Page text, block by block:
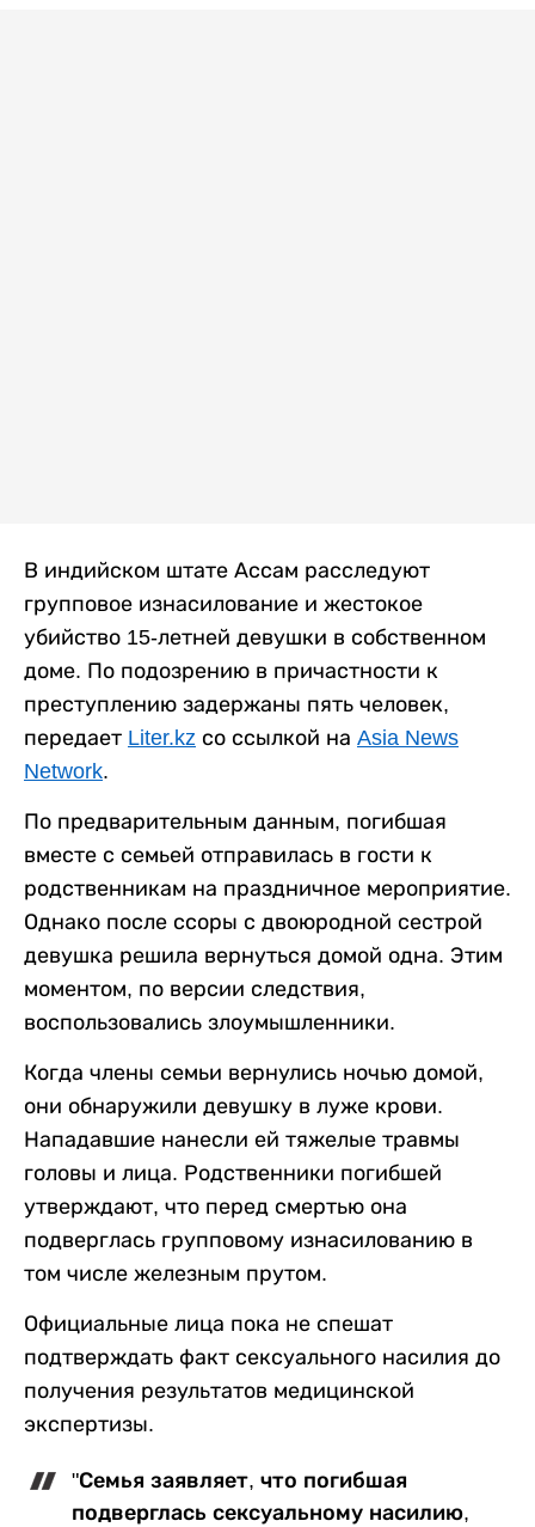
В индийском штате Ассам расследуют
групповое изнасилование и жестокое
убийство 15-летней девушки в собственном
доме. По подозрению в причастности к
преступлению задержаны пять человек,
передает Liter.kz со ссылкой на Asia News
Network.
По предварительным данным, погибшая
вместе с семьей отправилась в гости к
родственникам на праздничное мероприятие.
Однако после ссоры с двоюродной сестрой
девушка решила вернуться домой одна. Этим
моментом, по версии следствия,
воспользовались злоумышленники.
Когда члены семьи вернулись ночью домой,
они обнаружили девушку в луже крови.
Нападавшие нанесли ей тяжелые травмы
головы и лица. Родственники погибшей
утверждают, что перед смертью она
подверглась групповому изнасилованию в
том числе железным прутом.
Официальные лица пока не спешат
подтверждать факт сексуального насилия до
получения результатов медицинской
экспертизы.
"Семья заявляет, что погибшая
подверглась сексуальному насилию,